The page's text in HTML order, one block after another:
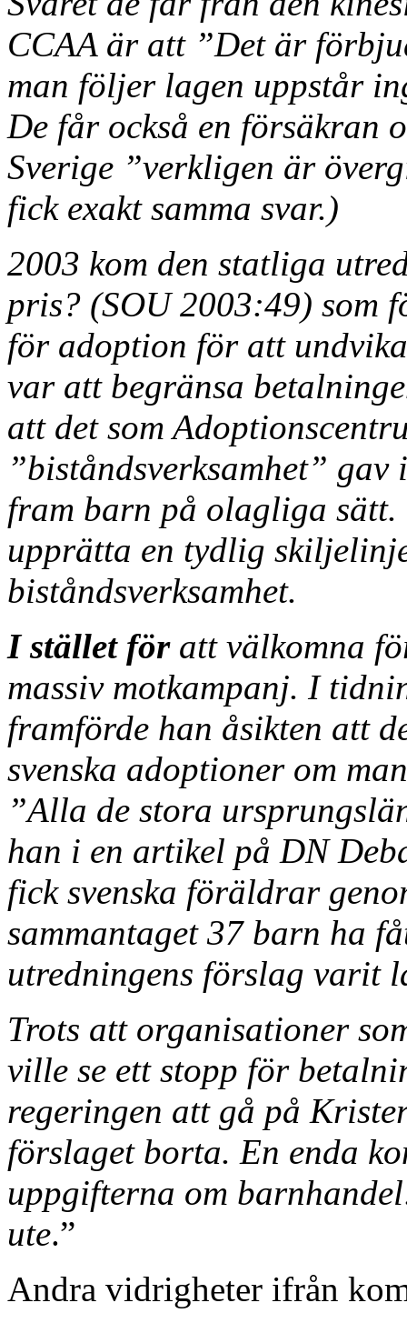
CCAA är att ”Det är
man följer lagen uppstår
De får också en försäkran
Sverige ”verkligen är
fick exakt samma svar.)
2003 kom den statliga
pris? (SOU 2003:49) som
för adoption för att
var att begränsa
att det som
”biståndsverksamhet”
fram barn på olagliga
upprätta en tydlig
biståndsverksamhet.
I stället för att välkomna
massiv motkampanj. I
framförde han åsikten att
svenska adoptioner om
”Alla de stora
han i en artikel på DN
fick svenska föräldrar
sammantaget 37 barn ha
utredningens förslag varit
Trots att organisationer
ville se ett stopp för
regeringen att gå på
förslaget borta. En enda
uppgifterna om
ute.”
Andra vidrigheter ifrån